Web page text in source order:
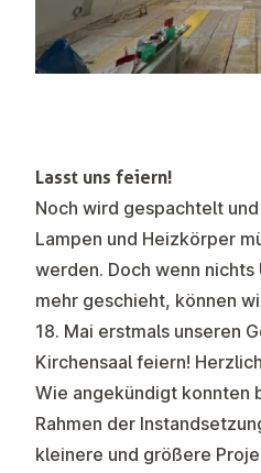
Lasst uns feiern!
Noch wird gespachtelt
Lampen und Heizkörper
werden. Doch wenn
mehr geschieht, können
18. Mai erstmals unseren
Kirchensaal feiern!
Wie angekündigt konnten
Rahmen der
kleinere und größere